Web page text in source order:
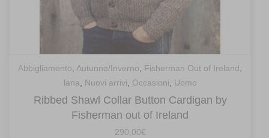
Abbigliamento, Autunno/Inverno, Fisherman Out of Ireland,
lana, Nuovi arrivi, Occasioni, Uomo
Ribbed Shawl Collar Button Cardigan by
Fisherman out of Ireland
290,00€